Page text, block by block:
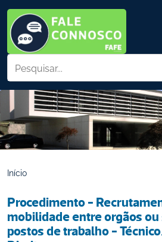
Início
Procedimento -
mobilidade entre orgãos ou
postos de trabalho -